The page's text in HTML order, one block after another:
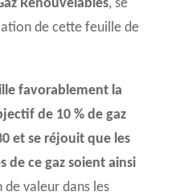
Renouvelables, se
de cette feuille de
favorablement la
de 10 % de gaz
et se réjouit que les
de ce gaz soient ainsi
de valeur dans les